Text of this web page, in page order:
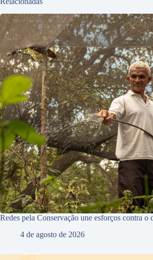
Redes pela Conservação une esforços contra o
4 de agosto de 2026